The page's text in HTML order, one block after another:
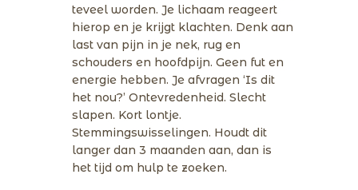
teveel worden. Je lichaam reageert
hierop en je krijgt klachten. Denk aan
last van pijn in je nek, rug en
schouders en hoofdpijn. Geen fut en
energie hebben. Je afvragen ‘Is dit
het nou?’ Ontevredenheid. Slecht
slapen. Kort lontje.
Stemmingswisselingen. Houdt dit
langer dan 3 maanden aan, dan is
het tijd om hulp te zoeken.